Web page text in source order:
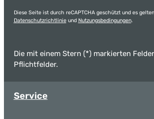
Diese Seite ist durch reCAPTCHA geschützt und es
Datenschutzrichtlinieund Nutzungsbedingungen.
Die mit einem Stern (*) markierten
Pflichtfelder.
Service